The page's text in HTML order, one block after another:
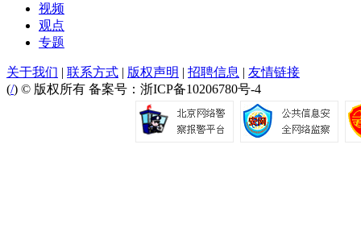
视频
观点
专题
关于我们 | 联系方式 | 版权声明 | 招聘信息 | 友情链接
(/) © 版权所有 备案号：浙ICP备10206780号-4